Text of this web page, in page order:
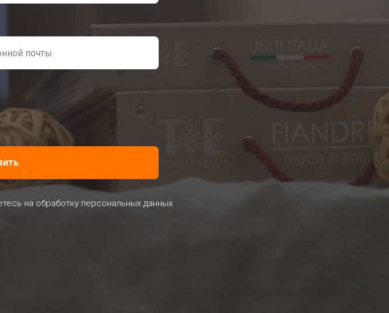
на обработку персональных данных